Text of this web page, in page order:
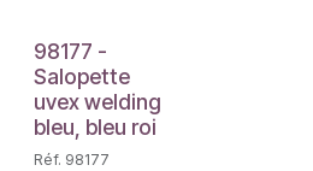
98177 -
Salopette
uvex welding
bleu, bleu roi
Réf. 98177